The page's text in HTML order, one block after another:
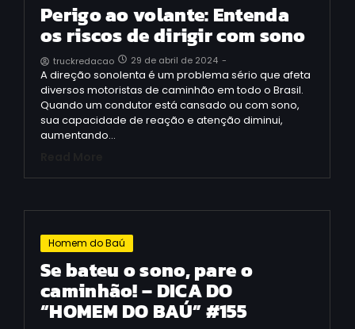
Perigo ao volante: Entenda
os riscos de dirigir com sono
truckredacao 29 de abril de 2024 -
A direção sonolenta é um problema sério que afeta
diversos motoristas de caminhão em todo o Brasil.
Quando um condutor está cansado ou com sono,
sua capacidade de reação e atenção diminui,
aumentando…
Homem do Baú
Se bateu o sono, pare o
caminhão! – DICA DO
“HOMEM DO BAÚ” #155